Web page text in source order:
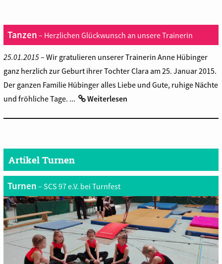
Tanzen – Herzlichen Glückwunsch an unsere Trainerin
25.01.2015– Wir gratulieren unserer Trainerin Anne Hübinger
ganz herzlich zur Geburt ihrer Tochter Clara am 25. Januar 2015.
Der ganzen Familie Hübinger alles Liebe und Gute, ruhige Nächte
und fröhliche Tage. ...
Weiterlesen
Artikel Turnen
Turnen – SCS 97 e.V. bei Turnfest